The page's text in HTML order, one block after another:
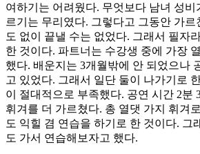
여하기는 어려웠다. 무엇보다 남녀 성비
르기는 무리였다. 그렇다고 그동안 가르
도 없이 끝낼 수는 없었다. 그래서 필자
한 것이다. 파트너는 수강생 중에 가장
했다. 배운지는 3개월밖에 안 되었으나
고 있었다. 그래서 일단 둘이 나가기로
이 절대적으로 부족했다. 공연 시간 2분
휘겨를 더 가르쳤다. 총 열댓 가지 휘겨
도 익힐 겸 연습을 하기로 한 것이다. 그
도 가서 연습해보자고 했다.